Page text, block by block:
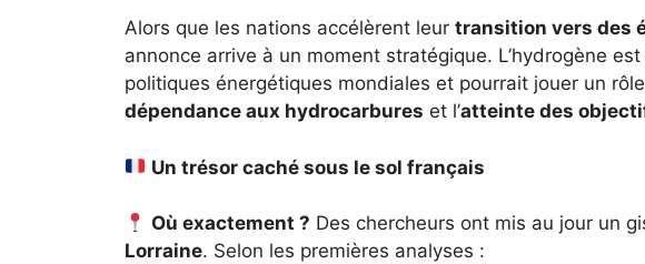
Alors que les nations accélèrent leur transition vers des
annonce arrive à un moment stratégique. L’hydrogène
politiques énergétiques mondiales et pourrait jouer un
dépendance aux hydrocarbures et l’atteinte des
Un trésor caché sous le sol français
Où exactement ? Des chercheurs ont mis au jour un
Lorraine. Selon les premières analyses :